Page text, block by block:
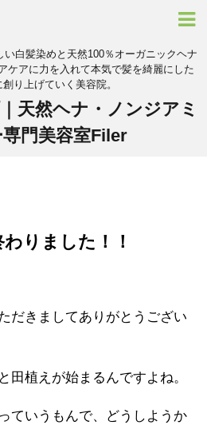
白髪染めと天然100％オーガニックヘナ
ケアに力を入れて本気で髪を綺麗にした
り上げていく美容院。
天然ヘナ・ノンジアミ
門美容室Filer
りました！！
だきましてありがとうござい
田植えが始まるんですよね。
ていうもんで、どうしようか